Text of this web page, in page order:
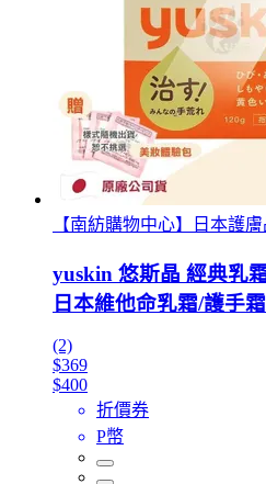
【南紡購物中心】日本護
yuskin 悠斯晶 經典乳
日本維他命乳霜/護手
(2)
$369
$400
折價券
P幣